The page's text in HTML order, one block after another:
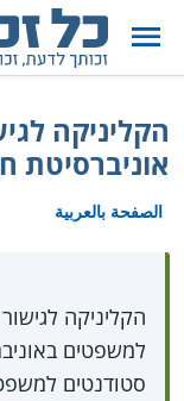
הקליניקה
אוניברסיטת
الصفحة بالعربية
הקליניקה
למשפטים
סטודנטים